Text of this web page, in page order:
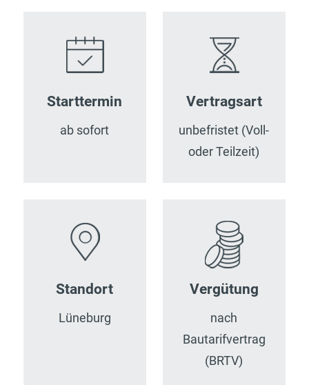
Starttermin
ab sofort
Vertragsart
unbefristet (Voll-
oder Teilzeit)
Standort
Lüneburg
Vergütung
nach
Bautarifvertrag
(BRTV)